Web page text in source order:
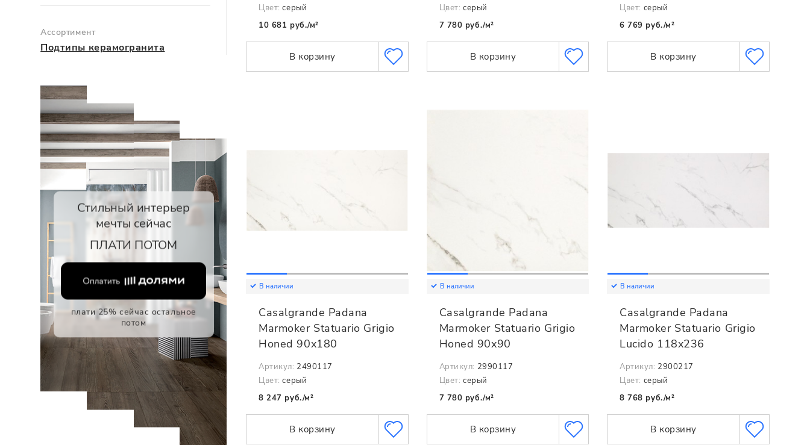
Ассортимент
Подтипы керамогранита
Стильный интерьер
мечты сейчас
ПЛАТИ ПОТОМ
плати 25% сейчас остальное
потом
Цвет: серый
10 681 руб./м²
В корзину
Цвет: серый
7 780 руб./м²
В корзину
Цвет: серый
6 769 руб./м²
В корзину
В наличии
Casalgrande Padana
Marmoker Statuario Grigio
Honed 90x180
Артикул: 2490117
Цвет: серый
8 247 руб./м²
В корзину
В наличии
Casalgrande Padana
Marmoker Statuario Grigio
Honed 90x90
Артикул: 2990117
Цвет: серый
7 780 руб./м²
В корзину
В наличии
Casalgrande Padana
Marmoker Statuario Grigio
Lucido 118x236
Артикул: 2900217
Цвет: серый
8 768 руб./м²
В корзину